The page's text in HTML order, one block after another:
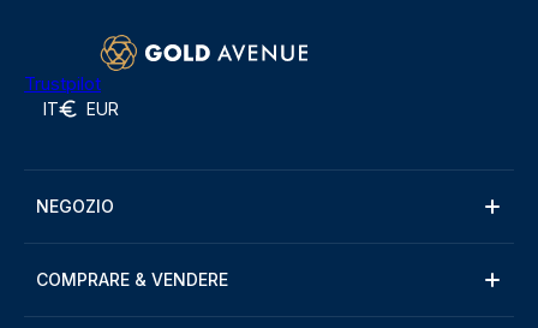
Trustpilot
IT EUR
NEGOZIO
COMPRARE & VENDERE